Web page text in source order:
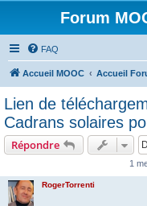
Forum
FAQ
Accueil MOOC Accueil
Lien de
Cadrans solaires
Répondre
1
RogerTorrenti